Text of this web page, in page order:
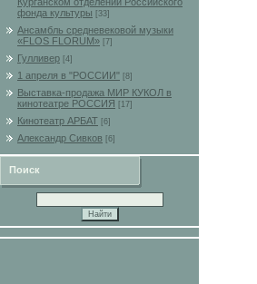
фонда культуры
[33]
Ансамбль средневековой музыки
«FLOS FLORUM» [7]
Гулливер [4]
1 апреля в "РОССИИ" [8]
Выставка-продажа МИР КУКОЛ в
кинотеатре РОССИЯ
[17]
Кинотеатр АРБАТ [6]
Александр Сивков [6]
Поиск